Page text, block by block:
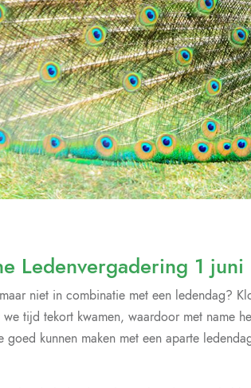
Ledenvergadering 1 juni
niet in combinatie met een ledendag?
we tijd tekort kwamen, waardoor met name
goed kunnen maken met een aparte